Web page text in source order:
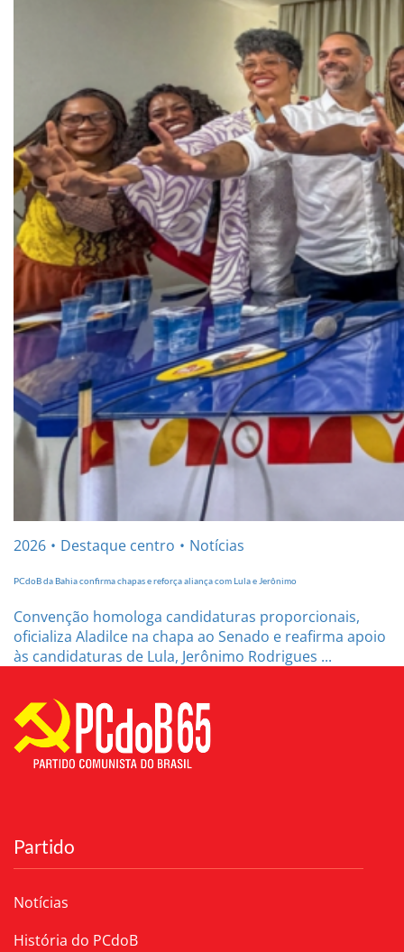
2026 Destaque centro Notícias
PCdoB da Bahia confirma chapas e reforça aliança com Lula e Jerônimo
Convenção homologa candidaturas proporcionais,
oficializa Aladilce na chapa ao Senado e reafirma apoio
às candidaturas de Lula, Jerônimo Rodrigues ...
Partido
Notícias
História do PCdoB